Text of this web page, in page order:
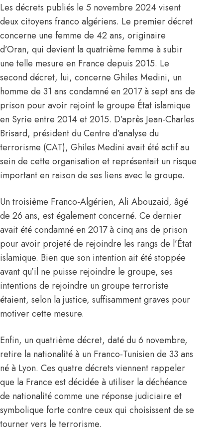
Les décrets publiés le 5 novembre 2024 visent
deux citoyens franco algériens. Le premier décret
concerne une femme de 42 ans, originaire
d’Oran, qui devient la quatrième femme à subir
une telle mesure en France depuis 2015. Le
second décret, lui, concerne Ghiles Medini, un
homme de 31 ans condamné en 2017 à sept ans de
prison pour avoir rejoint le groupe État islamique
en Syrie entre 2014 et 2015. D’après Jean-Charles
Brisard, président du Centre d’analyse du
terrorisme (CAT), Ghiles Medini avait été actif au
sein de cette organisation et représentait un risque
important en raison de ses liens avec le groupe.
Un troisième Franco-Algérien, Ali Abouzaid, âgé
de 26 ans, est également concerné. Ce dernier
avait été condamné en 2017 à cinq ans de prison
pour avoir projeté de rejoindre les rangs de l’État
islamique. Bien que son intention ait été stoppée
avant qu’il ne puisse rejoindre le groupe, ses
intentions de rejoindre un groupe terroriste
étaient, selon la justice, suffisamment graves pour
motiver cette mesure.
Enfin, un quatrième décret, daté du 6 novembre,
retire la nationalité à un Franco-Tunisien de 33 ans
né à Lyon. Ces quatre décrets viennent rappeler
que la France est décidée à utiliser la déchéance
de nationalité comme une réponse judiciaire et
symbolique forte contre ceux qui choisissent de se
tourner vers le terrorisme.